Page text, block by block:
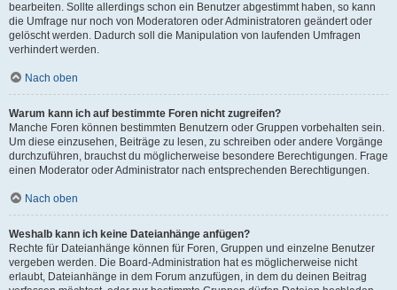
bearbeiten. Sollte allerdings schon ein Benutzer abgestimmt haben, so kann
die Umfrage nur noch von Moderatoren oder Administratoren geändert oder
gelöscht werden. Dadurch soll die Manipulation von laufenden Umfragen
verhindert werden.
Nach oben
Warum kann ich auf bestimmte Foren nicht zugreifen?
Manche Foren können bestimmten Benutzern oder Gruppen vorbehalten sein.
Um diese einzusehen, Beiträge zu lesen, zu schreiben oder andere Vorgänge
durchzuführen, brauchst du möglicherweise besondere Berechtigungen. Frage
einen Moderator oder Administrator nach entsprechenden Berechtigungen.
Nach oben
Weshalb kann ich keine Dateianhänge anfügen?
Rechte für Dateianhänge können für Foren, Gruppen und einzelne Benutzer
vergeben werden. Die Board-Administration hat es möglicherweise nicht
erlaubt, Dateianhänge in dem Forum anzufügen, in dem du deinen Beitrag